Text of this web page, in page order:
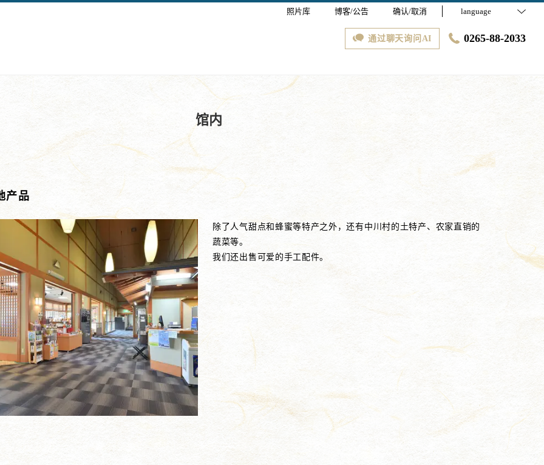
照片库 博客/公告 确认/取消 language
通过聊天询问AI 0265-88-2033
馆内
产品
除了人气甜点和蜂蜜等特产之外，还有中川村的土特产、农家直销的
蔬菜等。
我们还出售可爱的手工配件。